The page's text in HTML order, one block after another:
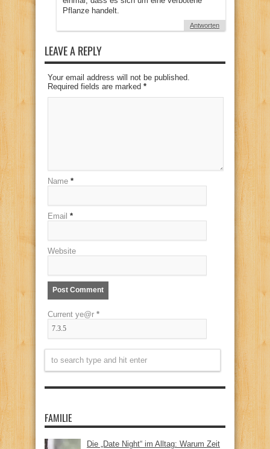
Pflanze handelt.
Antworten
LEAVE A REPLY
Your email address will not be published.
Required fields are marked *
Name *
Email *
Website
Current ye@r *
FAMILIE
Die „Date Night“ im Alltag: Warum Zeit